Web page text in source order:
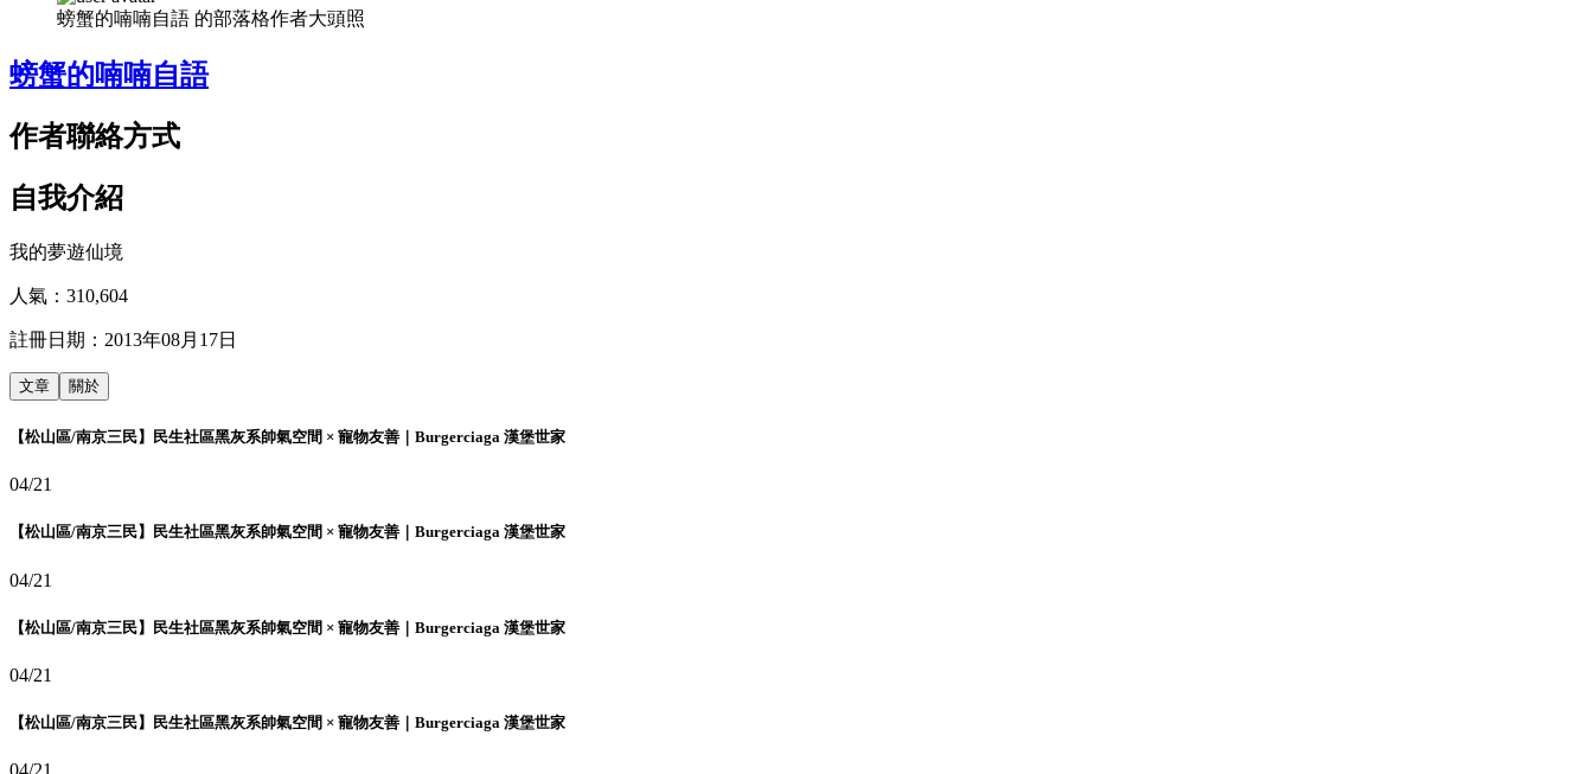
螃蟹的喃喃自語 的部落格作者大頭照
螃蟹的喃喃自語
作者聯絡方式
自我介紹
我的夢遊仙境
人氣： 310,604
註冊日期： 2013年08月17日
文章 關於
【松山區/南京三民】民生社區黑灰系帥氣空間 × 寵物友善｜Burgerciaga 漢堡世家
04/21
【松山區/南京三民】民生社區黑灰系帥氣空間 × 寵物友善｜Burgerciaga 漢堡世家
04/21
【松山區/南京三民】民生社區黑灰系帥氣空間 × 寵物友善｜Burgerciaga 漢堡世家
04/21
【松山區/南京三民】民生社區黑灰系帥氣空間 × 寵物友善｜Burgerciaga 漢堡世家